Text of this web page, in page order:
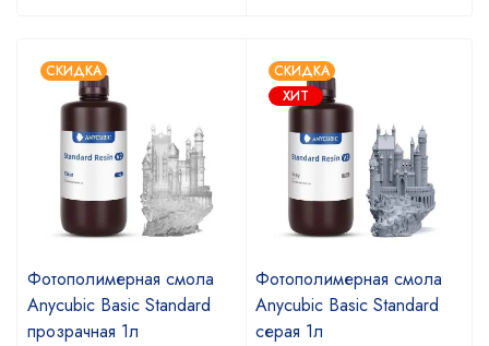
СКИДКА
Фотополимерная смола
Anycubic Basic Standard
прозрачная 1л
СКИДКА
ХИТ
Фотополимерная смола
Anycubic Basic Standard
серая 1л